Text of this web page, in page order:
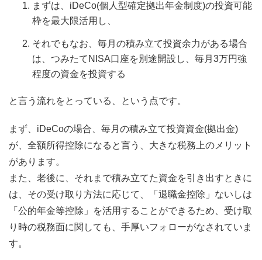
まずは、iDeCo(個人型確定拠出年金制度)の投資可能
枠を最大限活用し、
それでもなお、毎月の積み立て投資余力がある場合
は、つみたてNISA口座を別途開設し、毎月3万円強
程度の資金を投資する
と言う流れをとっている、という点です。
まず、iDeCoの場合、毎月の積み立て投資資金(拠出金)
が、全額所得控除になると言う、大きな税務上のメリット
があります。
また、老後に、それまで積み立てた資金を引き出すときに
は、その受け取り方法に応じて、「退職金控除」ないしは
「公的年金等控除」を活用することができるため、受け取
り時の税務面に関しても、手厚いフォローがなされていま
す。